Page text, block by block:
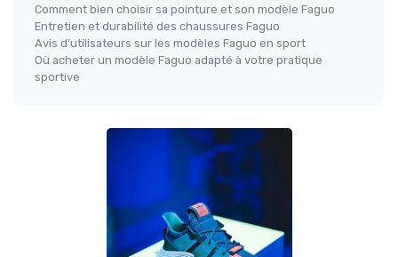
Comment bien choisir sa pointure et son modèle Faguo
Entretien et durabilité des chaussures Faguo
Avis d’utilisateurs sur les modèles Faguo en sport
Où acheter un modèle Faguo adapté à votre pratique
sportive